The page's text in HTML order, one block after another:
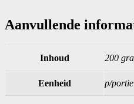
Aanvullende
Inhoud 200
Eenheid p/portie